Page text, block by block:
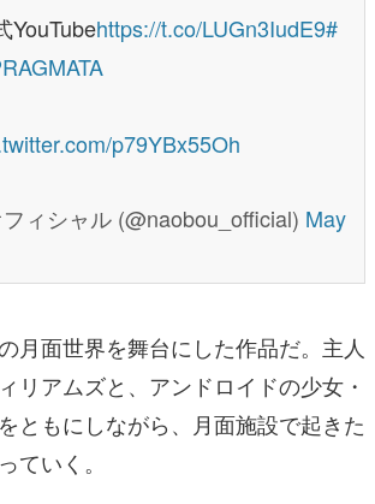
YouTubehttps://t.co/LUGn3IudE9#
p79YBx55Oh
ィシャル (@naobou_official) May
月面世界を舞台にした作品だ。主人
リアムズと、アンドロイドの少女・
ともにしながら、月面施設で起きた
ていく。